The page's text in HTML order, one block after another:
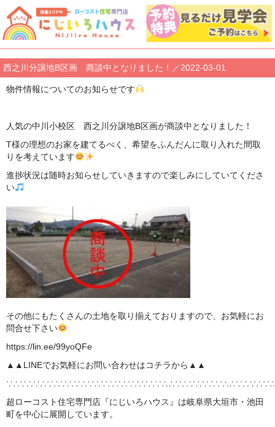
西之川分譲地B区画 商談中となりました！／2022-03-01
物件情報についてのお知らせです
人気の中川小校区 西之川分譲地B区画が商談中となりました！
T様の理想のお家を建てるべく、希望をふんだんに取り入れた間取
りを考えています
進捗状況は随時お知らせしていきますので楽しみにしていてくださ
い
その他にもたくさんの土地を取り揃えておりますので、お気軽にお
問合せ下さい
https://lin.ee/99yoQFe
▲▲LINEでお気軽にお問い合わせはコチラから▲▲
超ローコスト住宅専門店『にじいろハウス』は岐阜県大垣市・池田
町を中心に展開しています。